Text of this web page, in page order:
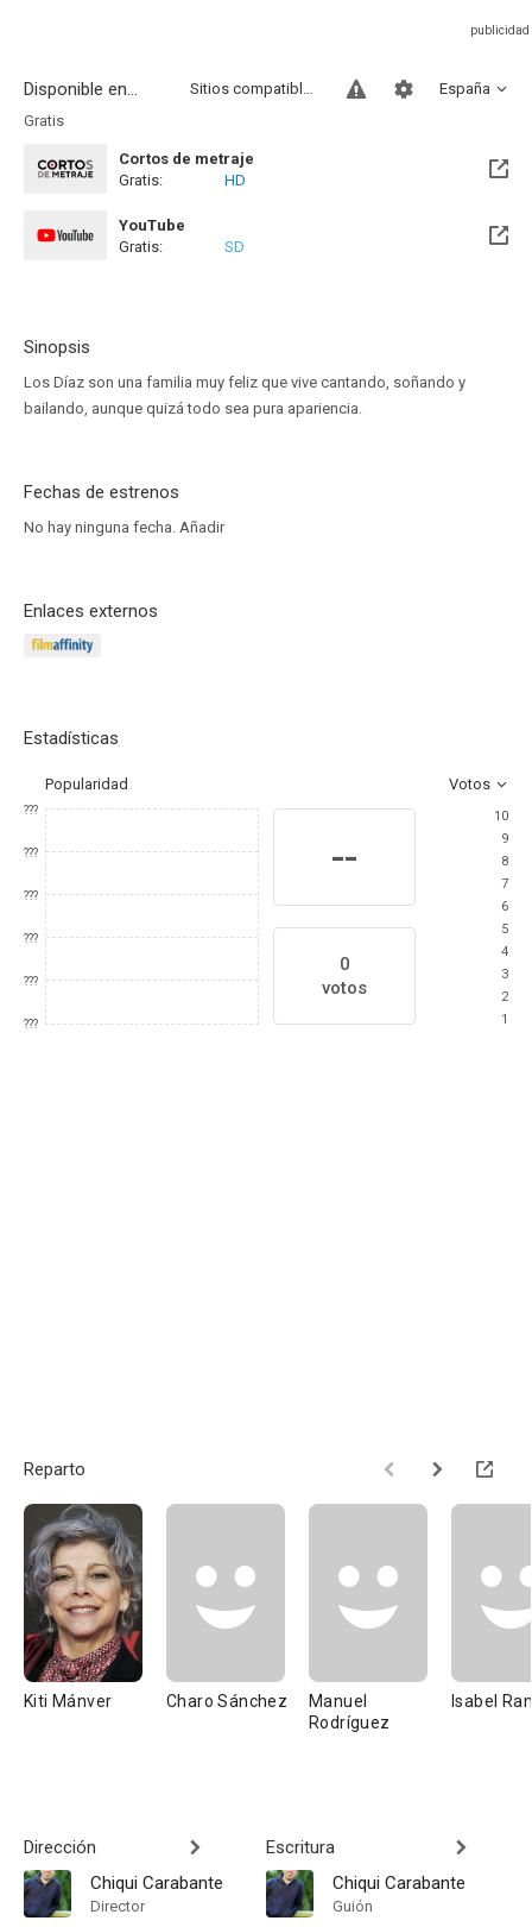
Disponible en... España
Sitios compatibles
Gratis
Cortos de metraje
Gratis:
HD
YouTube
Gratis:
SD
Sinopsis
Los Díaz son una familia muy feliz que vive cantando, soñando y
bailando, aunque quizá todo sea pura apariencia.
Fechas de estrenos
No hay ninguna fecha. Añadir
Enlaces externos
Estadísticas
Popularidad Votos
???
???
???
???
???
???
--
0
votos
10
9
8
7
6
5
4
3
2
1
Reparto
Kiti Mánver Charo Sánchez
Manuel
Rodríguez
Isabel
Dirección
Chiqui Carabante
Director
Escritura
Chiqui Carabante
Guión